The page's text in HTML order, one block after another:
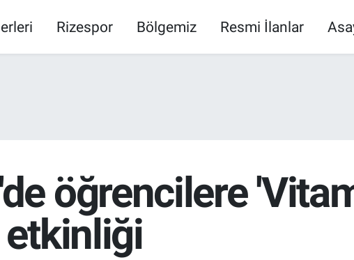
Rizespor Bölgemiz Resmi İlanlar
öğrencilere